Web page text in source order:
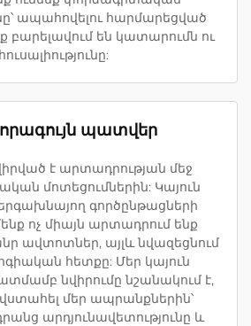
ապահովելու հարմարեցված
բարելավում են կատարումն ու
հուսալիությունը:
պատվեր
է արտադրության մեջ
մոտեցումներին: Կայուն
գործընթացների
ոչ միայն արտադրում ենք
ավտոտներ, այլև նվազեցնում
հետքը: Մեր կայուն
նվիրումը նշանակում է,
մեր ապրանքներին՝
արդյունավետությունը և